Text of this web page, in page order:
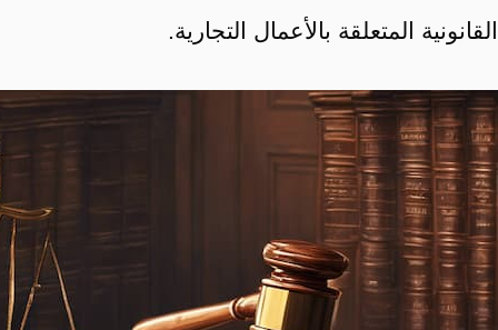
القانونية المتعلقة بالأعمال التجارية.